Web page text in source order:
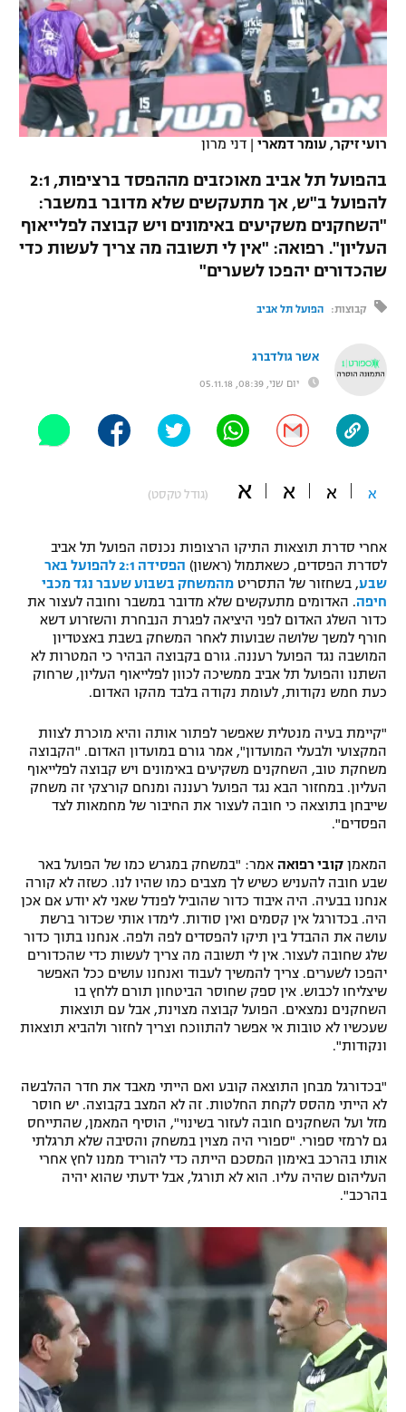
VOD
רץ ברשת
תוצאות
לוח שידורים
ברחבה
"מעל הליגה" – פודקאסט
"מחצית בשכונה" – פודקאסט
משתתפים וזוכים בפרסים
תקנון משתתפים וזוכים בפרסים
תקנון עבור פעילות אלקטרה
תקנון עבור פעילות ספורט 1 – "מרלן"
טניס
גיימינג E-Sports
תנאי שימוש
מדיניות פרטיות
תקנון פעילות ספורט 1
הצטרפות לחבילת הערוצים
לוח דרושים – ג'ובנט
תגיות
המגזין
נבחרת ישראל
מכבי חיפה
בית"ר ירושלים
מכבי תל אביב
הפועל תל אביב
הפועל חיפה
בני יהודה
ליגה ספרדית
ליגה איטלקית
ליגה צרפתית
ליגה הולנדית
ליגה סינית
ליגה ברזילאית
כדורסל נשים
מכבי תל אביב
הפועל חולון
הפועל ירושלים
דני אבדיה
יורוליג
טניס
כדוריד
כדורעף
שחייה
ג'ודו
אגרוף
ספורט אולימפי
UFC
אופניים
ספורט מוטורי
פוטבול אמריקאי NFL
בייסבול MLB
ספורט אתגרי ואקסטרים
גיימינג E-Sports
רועי זיקר, עומר דמארי | דני מרון
בהפועל תל אביב מאוכזבים מההפסד ברציפות, 2:1
להפועל ב"ש, אך מתעקשים שלא מדובר במשבר:
"השחקנים משקיעים באימונים ויש קבוצה לפלייאוף
העליון". רפואה: "אין לי תשובה מה צריך לעשות כדי
שהכדורים יהפכו לשערים"
קבוצות: הפועל תל אביב
אשר גולדברג
יום שני, 08:39, 05.11.18
א א א א (גודל טקסט)
אחרי סדרת תוצאות התיקו הרצופות נכנסה הפועל תל אביב
לסדרת הפסדים, כשאתמול (ראשון)
הפסידה 2:1 להפועל באר
שבע, בשחזור של התסריט מהמשחק בשבוע שעבר נגד מכבי
חיפה. האדומים מתעקשים שלא מדובר במשבר וחובה לעצור את
כדור השלג האדום לפני היציאה לפגרת הנבחרת והשזרוע דשא
חורף למשך שלושה שבועות לאחר המשחק בשבת באצטדיון
המושבה נגד הפועל רעננה. גורם בקבוצה הבהיר כי המטרות לא
השתנו והפועל תל אביב ממשיכה לכוון לפלייאוף העליון, שרחוק
כעת חמש נקודות, לעומת נקודה בלבד מהקו האדום.
"קיימת בעיה מנטלית שאפשר לפתור אותה והיא מוכרת לצוות
המקצועי ולבעלי המועדון", אמר גורם במועדון האדום. "הקבוצה
משחקת טוב, השחקנים משקיעים באימונים ויש קבוצה לפלייאוף
העליון. במחזור הבא נגד הפועל רעננה ומנחם קורצקי זה משחק
שייבחן בתוצאה כי חובה לעצור את החיבור של מחמאות לצד
הפסדים".
המאמן קובי רפואה אמר: "במשחק במגרש כמו של הפועל באר
שבע חובה להעניש כשיש לך מצבים כמו שהיו לנו. כשזה לא קורה
אנחנו בבעיה. היה איבוד כדור שהוביל לפנדל שאני לא יודע אם אכן
היה. בכדורגל אין קסמים ואין סודות. לימדו אותי שכדור ברשת
עושה את ההבדל בין תיקו להפסדים לפה ולפה. אנחנו בתוך כדור
שלג שחובה לעצור. אין לי תשובה מה צריך לעשות כדי שהכדורים
יהפכו לשערים. צריך להמשיך לעבוד ואנחנו עושים ככל האפשר
שיצליחו לכבוש. אין ספק שחוסר הביטחון תורם ללחץ בו
השחקנים נמצאים. הפועל קבוצה מצוינת, אבל עם תוצאות
שעכשיו לא טובות אי אפשר להתווכח וצריך לחזור ולהביא תוצאות
ונקודות".
"בכדורגל מבחן התוצאה קובע ואם הייתי מאבד את חדר ההלבשה
לא הייתי מהסס לקחת החלטות. זה לא המצב בקבוצה. יש חוסר
מזל ועל השחקנים חובה לעזור בשינוי", הוסיף המאמן, שהתייחס
גם לרמזי ספורי. "ספורי היה מצוין במשחק והסיבה שלא תרגלתי
אותו בהרכב באימון המסכם הייתה כדי להוריד ממנו לחץ אחרי
העליהום שהיה עליו. הוא לא תורגל, אבל ידעתי שהוא יהיה
בהרכב".